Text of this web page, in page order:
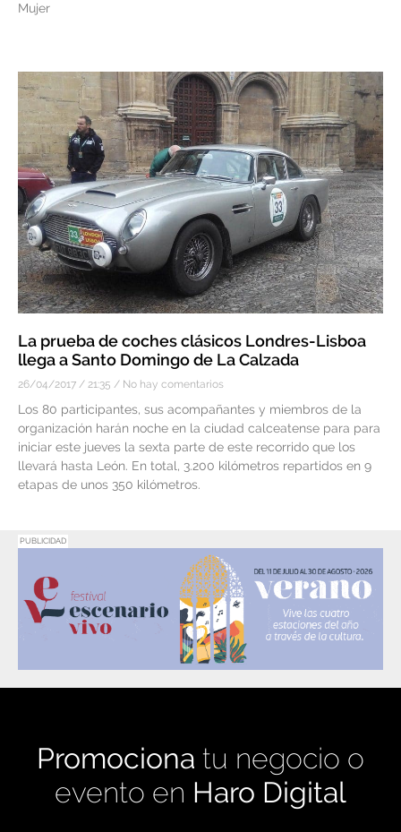
Mujer
La prueba de coches clásicos Londres-Lisboa
llega a Santo Domingo de La Calzada
26/04/2017 21:35 No hay comentarios
Los 80 participantes, sus acompañantes y miembros de la
organización harán noche en la ciudad calceatense para para
iniciar este jueves la sexta parte de este recorrido que los
llevará hasta León. En total, 3.200 kilómetros repartidos en 9
etapas de unos 350 kilómetros.
PUBLICIDAD
Promociona tu negocio o
evento en Haro Digital